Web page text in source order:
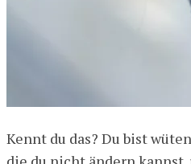
Kennt du das? Du bist